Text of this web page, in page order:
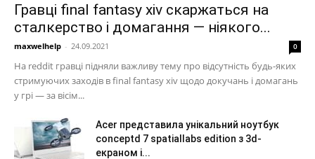
Гравці final fantasy xiv скаржаться на
сталкерство і домагання — ніякого...
maxwelhelp - 24.09.2021 0
На reddit гравці підняли важливу тему про відсутність будь-яких
стримуючих заходів в final fantasy xiv щодо докучань і домагань
у грі — за вісім...
Acer представила унікальний ноутбук
conceptd 7 spatiallabs edition з 3d-
екраном і...